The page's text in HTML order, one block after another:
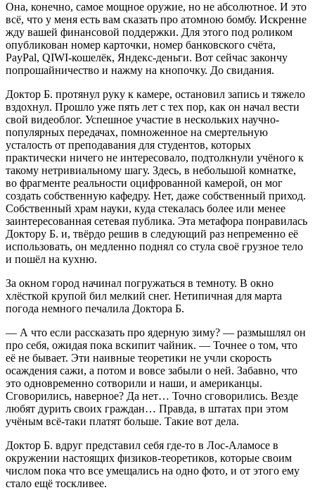
Она, конечно, самое мощное оружие, но не абсолютное. И это
всё, что у меня есть вам сказать про атомною бомбу. Искренне
жду вашей финансовой поддержки. Для этого под роликом
опубликован номер карточки, номер банковского счёта,
PayPal, QIWI-кошелёк, Яндекс-деньги. Вот сейчас закончу
попрошайничество и нажму на кнопочку. До свидания.
Доктор Б. протянул руку к камере, остановил запись и тяжело
вздохнул. Прошло уже пять лет с тех пор, как он начал вести
свой видеоблог. Успешное участие в нескольких научно-
популярных передачах, помноженное на смертельную
усталость от преподавания для студентов, которых
практически ничего не интересовало, подтолкнули учёного к
такому нетривиальному шагу. Здесь, в небольшой комнатке,
во фрагменте реальности оцифрованной камерой, он мог
создать собственную кафедру. Нет, даже собственный приход.
Собственный храм науки, куда стекалась более или менее
заинтересованная сетевая публика. Эта метафора понравилась
Доктору Б. и, твёрдо решив в следующий раз непременно её
использовать, он медленно поднял со стула своё грузное тело
и пошёл на кухню.
За окном город начинал погружаться в темноту. В окно
хлёсткой крупой бил мелкий снег. Нетипичная для марта
погода немного печалила Доктора Б.
— А что если рассказать про ядерную зиму? — размышлял он
про себя, ожидая пока вскипит чайник. — Точнее о том, что
её не бывает. Эти наивные теоретики не учли скорость
осаждения сажи, а потом и вовсе забыли о ней. Забавно, что
это одновременно сотворили и наши, и американцы.
Сговорились, наверное? Да нет… Точно сговорились. Везде
любят дурить своих граждан… Правда, в штатах при этом
учёным всё-таки платят больше. Такие вот дела.
Доктор Б. вдруг представил себя где-то в Лос-Аламосе в
окружении настоящих физиков-теоретиков, которые своим
числом пока что все умещались на одно фото, и от этого ему
стало ещё тоскливее.